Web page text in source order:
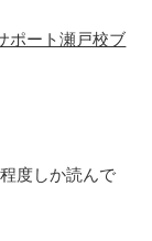
ポート瀬戸校ブ
度しか読んで